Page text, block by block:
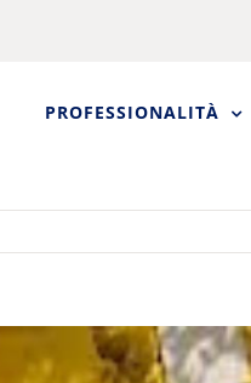
PROFESSIONALITÀ